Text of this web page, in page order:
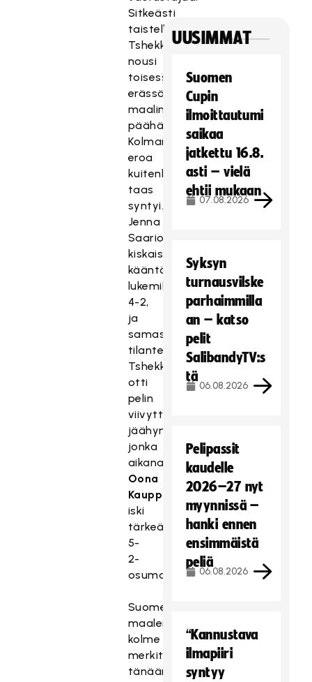
Sitkeästi
taistellut
Tshekki
nousi
toisessa
erässä
maalin
päähän.
Kolmannessa
eroa
kuitenkin
taas
syntyi.
Jenna
Saario
kiskaisi
kääntölaukauksella
lukemiksi
4-2,
ja
samassa
tilanteessa
Tshekki
otti
pelin
viivyttämisestä
jäähyn,
jonka
aikana
Oona
Kauppi
iski
tärkeän
5-
2-
osuman.
Suomen
maaleista
kolme
merkittiin
tänään
UUSIMMAT
Suomen
Cupin
ilmoittautumi
saikaa
jatkettu 16.8.
asti – vielä
ehtii mukaan
07.08.2026
Syksyn
turnausvilske
parhaimmilla
an – katso
pelit
SalibandyTV:s
tä
06.08.2026
Pelipassit
kaudelle
2026–27 nyt
myynnissä –
hanki ennen
ensimmäistä
peliä
06.08.2026
“Kannustava
ilmapiiri
syntyy